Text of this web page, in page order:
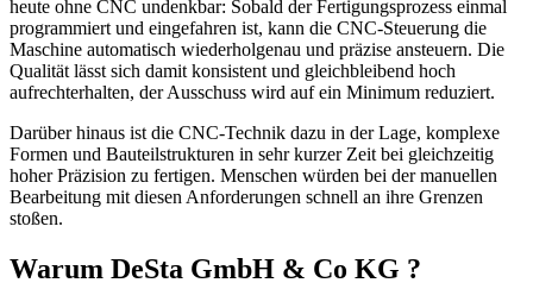
heute ohne CNC undenkbar: Sobald der Fertigungsprozess einmal
programmiert und eingefahren ist, kann die CNC-Steuerung die
Maschine automatisch wiederholgenau und präzise ansteuern. Die
Qualität lässt sich damit konsistent und gleichbleibend hoch
aufrechterhalten, der Ausschuss wird auf ein Minimum reduziert.
Darüber hinaus ist die CNC-Technik dazu in der Lage, komplexe
Formen und Bauteilstrukturen in sehr kurzer Zeit bei gleichzeitig
hoher Präzision zu fertigen. Menschen würden bei der manuellen
Bearbeitung mit diesen Anforderungen schnell an ihre Grenzen
stoßen.
Warum DeSta GmbH & Co KG ?